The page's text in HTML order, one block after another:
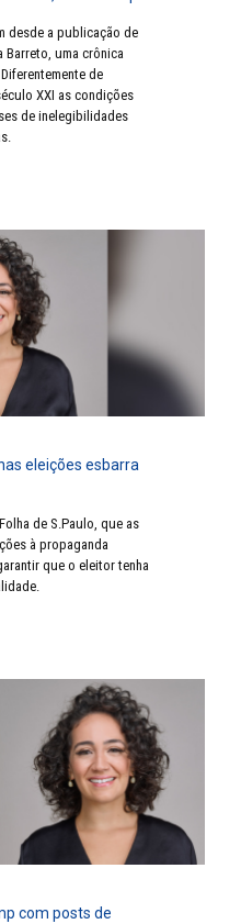
desde a publicação de
Barreto, uma crônica
de
XXI as condições
de inelegibilidades
eleições esbarra
de S.Paulo, que as
à propaganda
que o eleitor tenha
com posts de